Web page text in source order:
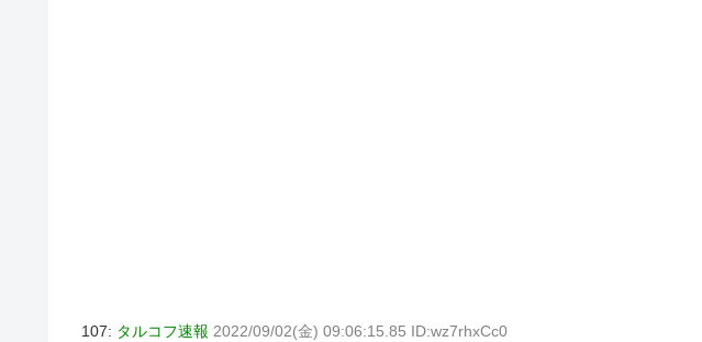
107: タルコフ速報 2022/09/02(金) 09:06:15.85 ID:wz7rhxCc0